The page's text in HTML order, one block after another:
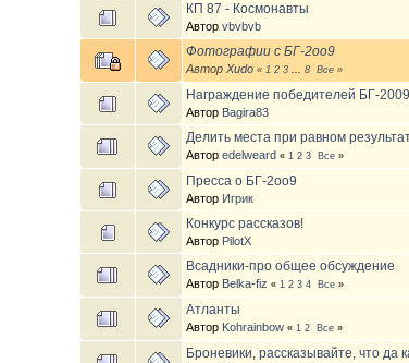
КП 87 - Космонавты
Авторvbvbvb
Фотографии с БГ-2оо9
Автор Xudo «1 2 3 ...8 Все »
Награждение победителей БГ-
Автор Bagira83
Делить места при равном
Авторedelweard «1 2 3 Все »
Пресса о БГ-2оо9
Автор Игрик
Конкурс рассказов!
Автор PilotX
Всадники-про общее обсуждение
Автор Belka-fiz «1 2 3 4 Все »
Атланты
Автор Kohrainbow «1 2 Все »
Броневики, рассказывайте, что да